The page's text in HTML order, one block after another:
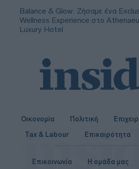
Balance & Glow: Ζήσαμε ένα
Wellness Experience στο
Luxury Hotel
Οικονομία Πολιτική
Tax & Labour
Επικαιρότητα
Επικοινωνία Η ομάδα μας